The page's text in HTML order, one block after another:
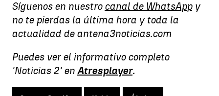
Síguenos en nuestro canal de WhatsAppy
no te pierdas la última hora y toda la
actualidad de antena3noticias.com
Puedes ver el informativo completo
'Noticias 2' en Atresplayer.